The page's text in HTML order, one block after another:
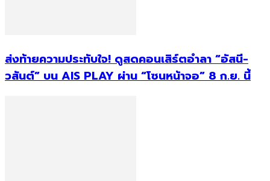
ส่งท้ายความประทับใจ! ดูสดคอนเสิร์ตอำลา “อัสนี-
วสันต์” บน AIS PLAY ผ่าน “โซนหน้าจอ” 8 ก.ย. นี้